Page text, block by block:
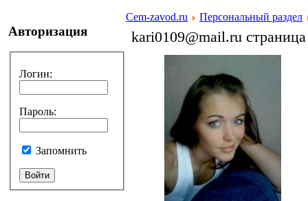
Авторизация
Логин:
Пароль:
Запомнить
Cem-zavod.ru Персональный раздел
kari0109@mail.ru